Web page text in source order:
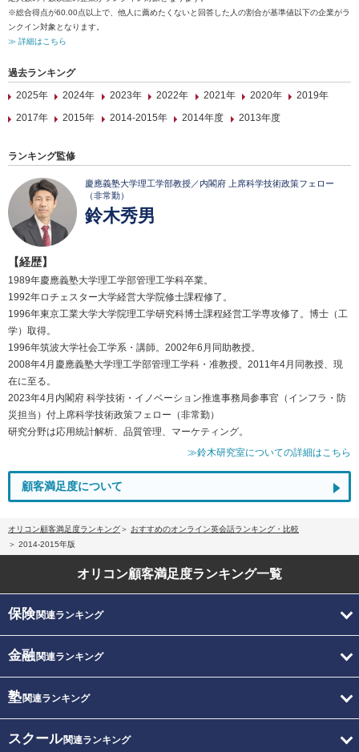
※総合得点が60.00点以上で、他人に薦めたくないと回答した人の割合が基準値以下の企業がラ
ンクイン対象となります。
≫ 詳細はこちら
過去ランキング
2025年
2024年 2023年 2022年 2021年 2020年
2019年
2017年
2015年 2014-2015年 2014年度 2013年度
ランキング監修
慶應義塾大学理工学部教授／内閣府 上席科学技術政策フェロー
（非常勤）
鈴木秀男
【経歴】
1989年慶應義塾大学理工学部管理工学科卒業。
1992年ロチェスター大学経営大学院修士課程修了。
1996年東京工業大学大学院理工学研究科博士課程経営工学専攻修了。博士（工
学）取得。
1996年筑波大学社会工学系・講師。2002年6月同助教授。
2008年4月慶應義塾大学理工学部管理工学科・准教授。2011年4月同教授、現
在に至る。
2023年4月内閣府 科学技術・イノベーション推進事務局参事官（インフラ・防
災担当）付上席科学技術政策フェロー（非常勤）
研究分野は応用統計解析、品質管理、マーケティング。
≫鈴木研究室についての詳細はこちら
顧客満足度について
オリコン顧客満足度ランキング
おすすめのオンライン英会話ランキング・比較
2014-2015年版
オリコン顧客満足度ランキング一覧
保険関連ランキング
金融関連ランキング
塾関連ランキング
スクール関連ランキング